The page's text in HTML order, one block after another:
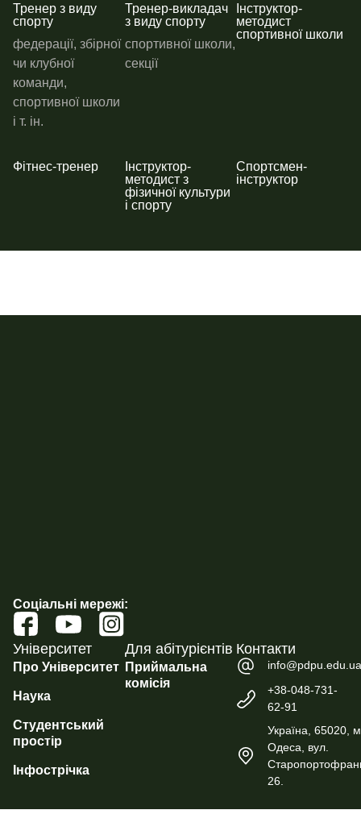
Тренер з виду
спорту
федерації, збірної
чи клубної
команди,
спортивної школи
і т. ін.
Тренер-викладач
з виду спорту
спортивної школи,
секції
Інструктор-
методист
спортивної школи
Фітнес-тренер
Інструктор-
методист з
фізичної культури
і спорту
Спортсмен-
інструктор
Соціальні мережі:
Університет
Про Університет
Наука
Студентський
простір
Інфострічка
Для абітурієнтів
Приймальна
комісія
Контакти
+38-048-731-
62-91
Україна, 65020,
Одеса, вул.
26.